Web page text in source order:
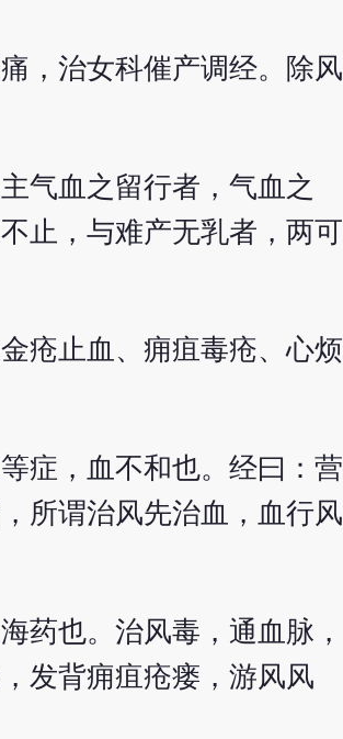
，治女科催产调经。除风
气血之留行者，气血之
止，与难产无乳者，两可
疮止血、痈疽毒疮、心烦
症，血不和也。经曰：营
所谓治风先治血，血行风
药也。治风毒，通血脉，
发背痈疽疮瘘，游风风